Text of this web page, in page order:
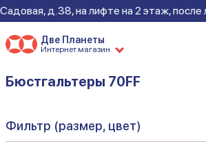
на лифте на 2 этаж, после лифта -
Две Планеты
Интернет магазин
Бюстгальтеры 70FF
Фильтр (размер, цвет)